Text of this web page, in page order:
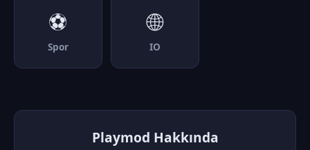
⚽
Spor
🌐
IO
Playmod Hakkında